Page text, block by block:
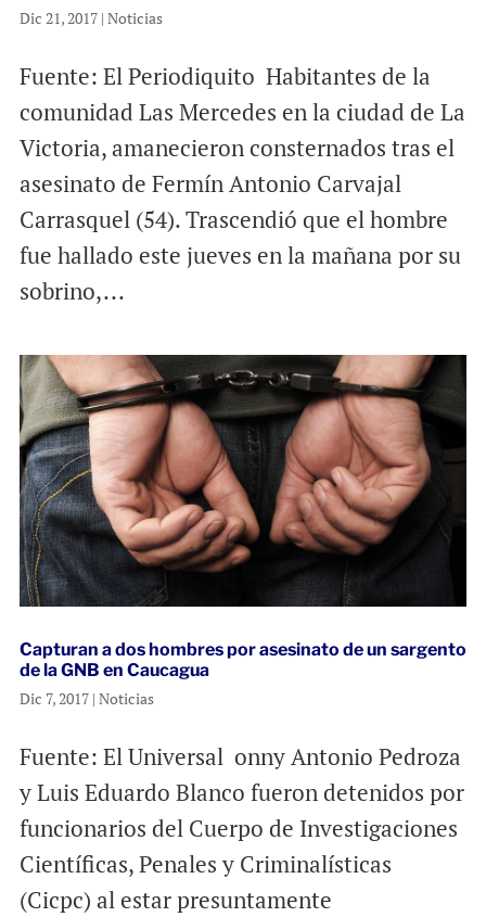
Dic 21, 2017| Noticias
Fuente: El Periodiquito Habitantes de la
comunidad Las Mercedes en la ciudad de La
Victoria, amanecieron consternados tras el
asesinato de Fermín Antonio Carvajal
Carrasquel (54). Trascendió que el hombre
fue hallado este jueves en la mañana por su
sobrino,...
Capturan a dos hombres por asesinato de un sargento
de la GNB en Caucagua
Dic 7, 2017| Noticias
Fuente: El Universal onny Antonio Pedroza
y Luis Eduardo Blanco fueron detenidos por
funcionarios del Cuerpo de Investigaciones
Científicas, Penales y Criminalísticas
(Cicpc) al estar presuntamente